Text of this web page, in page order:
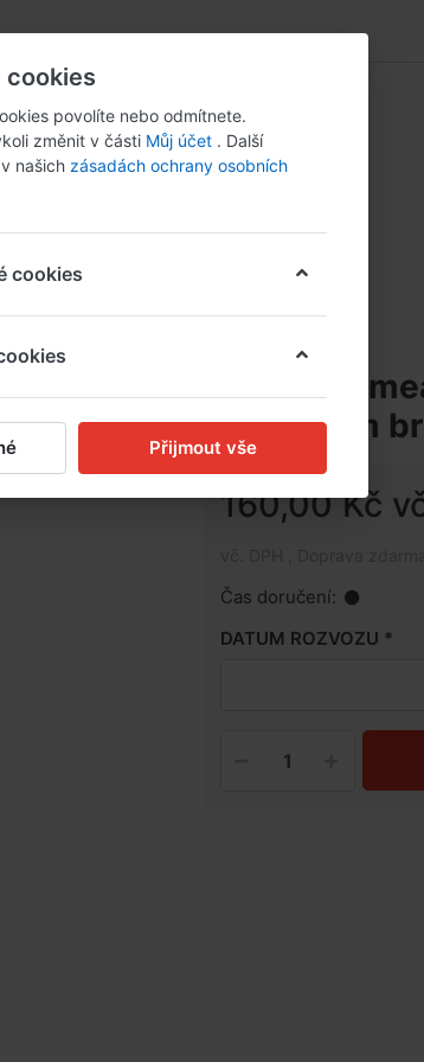
Domácí
cuketovým
160,00 Kč
Čas doručení:
DATUM ROZVOZU
cookies
povolíte nebo odmítnete.
změnit v části Můj účet . Další
našich zásadách ochrany osobních
cookies
Přijmout vše